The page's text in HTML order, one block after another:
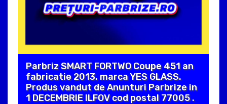
Parbriz SMART FORTWO Coupe 451 an
fabricatie 2013, marca YES GLASS.
Produs vandut de Anunturi Parbrize in
1 DECEMBRIE ILFOV cod postal 77005 .